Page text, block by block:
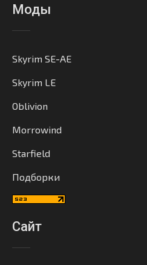
Моды
Skyrim SE-AE
Skyrim LE
Oblivion
Morrowind
Starfield
Подборки
Сайт